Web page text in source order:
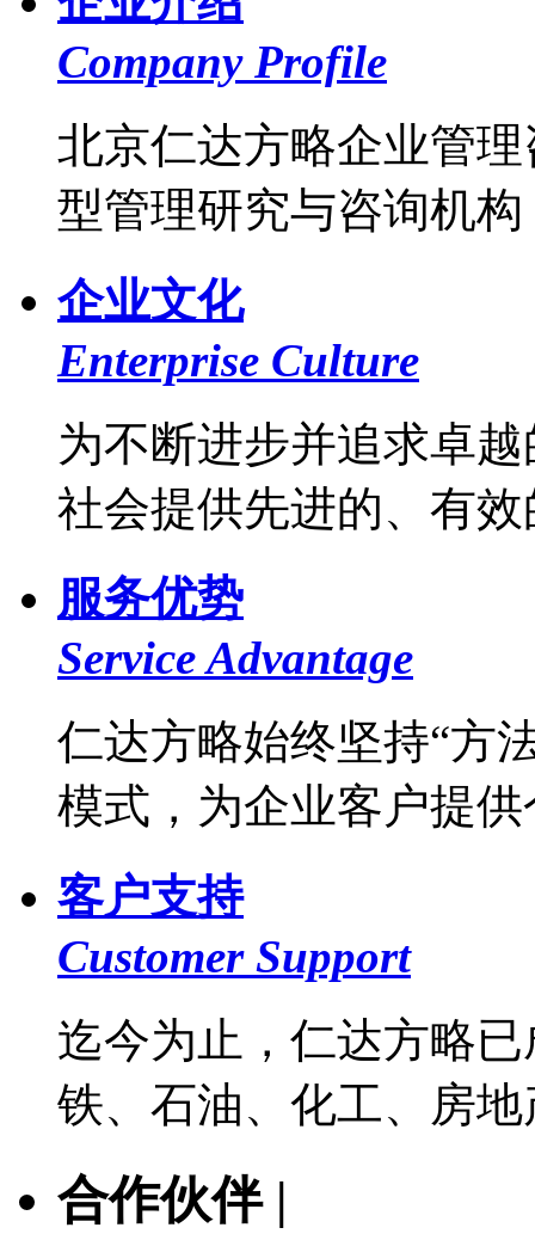
Company Profile
北京仁达方略企业管
型管理研究与咨询机
企业文化
Enterprise Culture
为不断进步并追求卓
社会提供先进的、有效
服务优势
Service Advantage
仁达方略始终坚持“方
模式，为企业客户提
客户支持
Customer Support
迄今为止，仁达方略
铁、石油、化工、房
合作伙伴 |